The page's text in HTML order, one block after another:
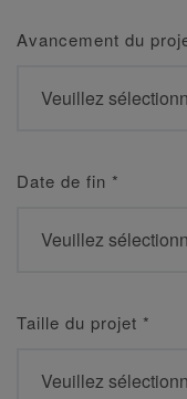
Avancement du
Date de fin *
Taille du projet *